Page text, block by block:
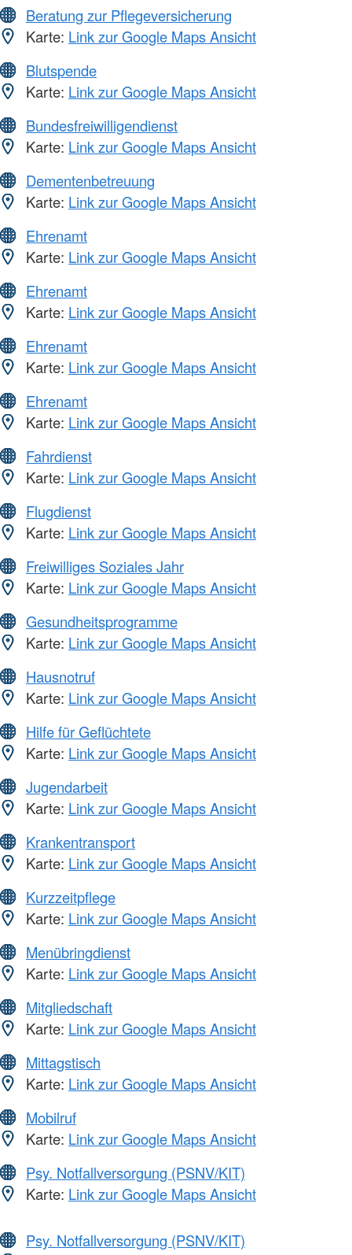
Beratung zur Pflegeversicherung
Karte: Link zur Google Maps Ansicht
Blutspende
Karte: Link zur Google Maps Ansicht
Bundesfreiwilligendienst
Karte: Link zur Google Maps Ansicht
Dementenbetreuung
Karte: Link zur Google Maps Ansicht
Ehrenamt
Karte: Link zur Google Maps Ansicht
Ehrenamt
Karte: Link zur Google Maps Ansicht
Ehrenamt
Karte: Link zur Google Maps Ansicht
Ehrenamt
Karte: Link zur Google Maps Ansicht
Fahrdienst
Karte: Link zur Google Maps Ansicht
Flugdienst
Karte: Link zur Google Maps Ansicht
Freiwilliges Soziales Jahr
Karte: Link zur Google Maps Ansicht
Gesundheitsprogramme
Karte: Link zur Google Maps Ansicht
Hausnotruf
Karte: Link zur Google Maps Ansicht
Hilfe für Geflüchtete
Karte: Link zur Google Maps Ansicht
Jugendarbeit
Karte: Link zur Google Maps Ansicht
Krankentransport
Karte: Link zur Google Maps Ansicht
Kurzzeitpflege
Karte: Link zur Google Maps Ansicht
Menübringdienst
Karte: Link zur Google Maps Ansicht
Mitgliedschaft
Karte: Link zur Google Maps Ansicht
Mittagstisch
Karte: Link zur Google Maps Ansicht
Mobilruf
Karte: Link zur Google Maps Ansicht
Psy. Notfallversorgung (PSNV/KIT)
Karte: Link zur Google Maps Ansicht
Psy. Notfallversorgung (PSNV/KIT)